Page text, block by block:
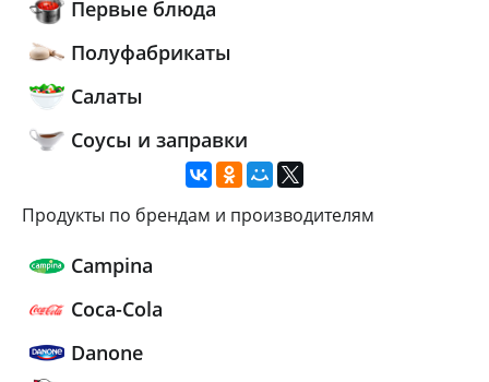
Первые блюда
Полуфабрикаты
Салаты
Соусы и заправки
Продукты по брендам и производителям
Campina
Coca-Cola
Danone